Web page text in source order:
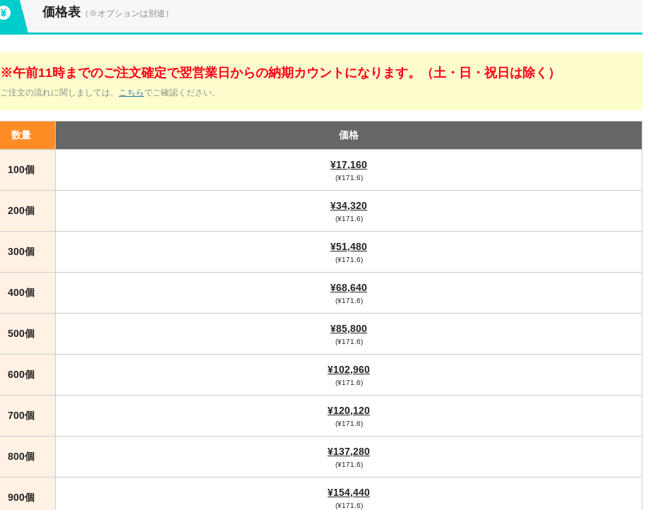
価格表 （※オプションは別途）
※午前11時までのご注文確定で翌営業日からの納期カウントになります。（土・日・祝日は除く）
ご注文の流れに関しましては、 こちら でご確認ください。
数量 価格
100個 ¥17,160
(¥171.6)
200個 ¥34,320
(¥171.6)
300個 ¥51,480
(¥171.6)
400個 ¥68,640
(¥171.6)
500個 ¥85,800
(¥171.6)
600個 ¥102,960
(¥171.6)
700個 ¥120,120
(¥171.6)
800個 ¥137,280
(¥171.6)
900個 ¥154,440
(¥171.6)